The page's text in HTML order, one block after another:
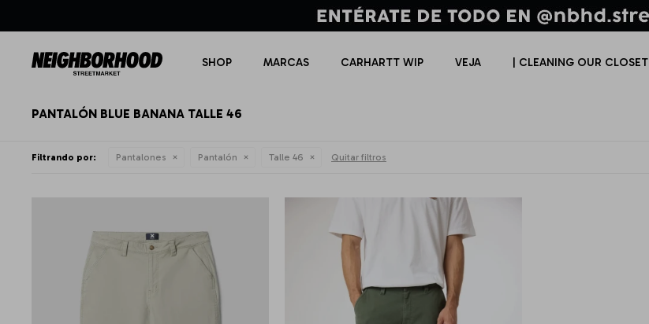
SHOP MARCAS CARHARTT WIP VEJA | CLEANING OUR CLOSET |
PANTALÓN BLUE BANANA TALLE 46
Filtrando por: Pantalones Pantalón Talle 46 Quitar filtros